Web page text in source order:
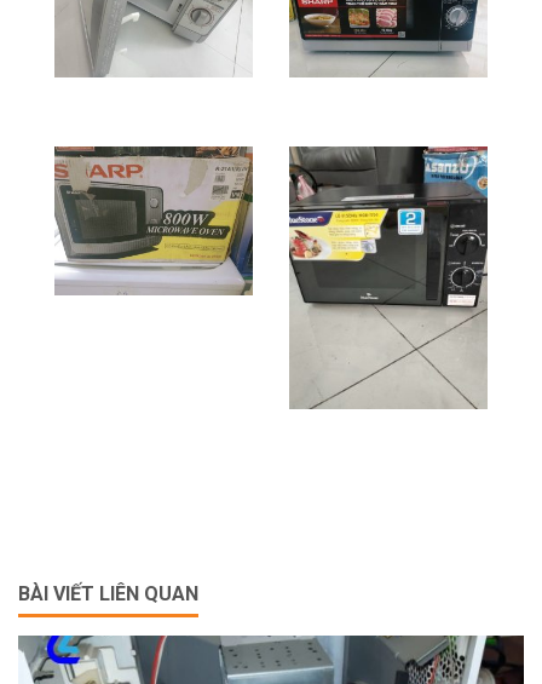
BÀI VIẾT LIÊN QUAN